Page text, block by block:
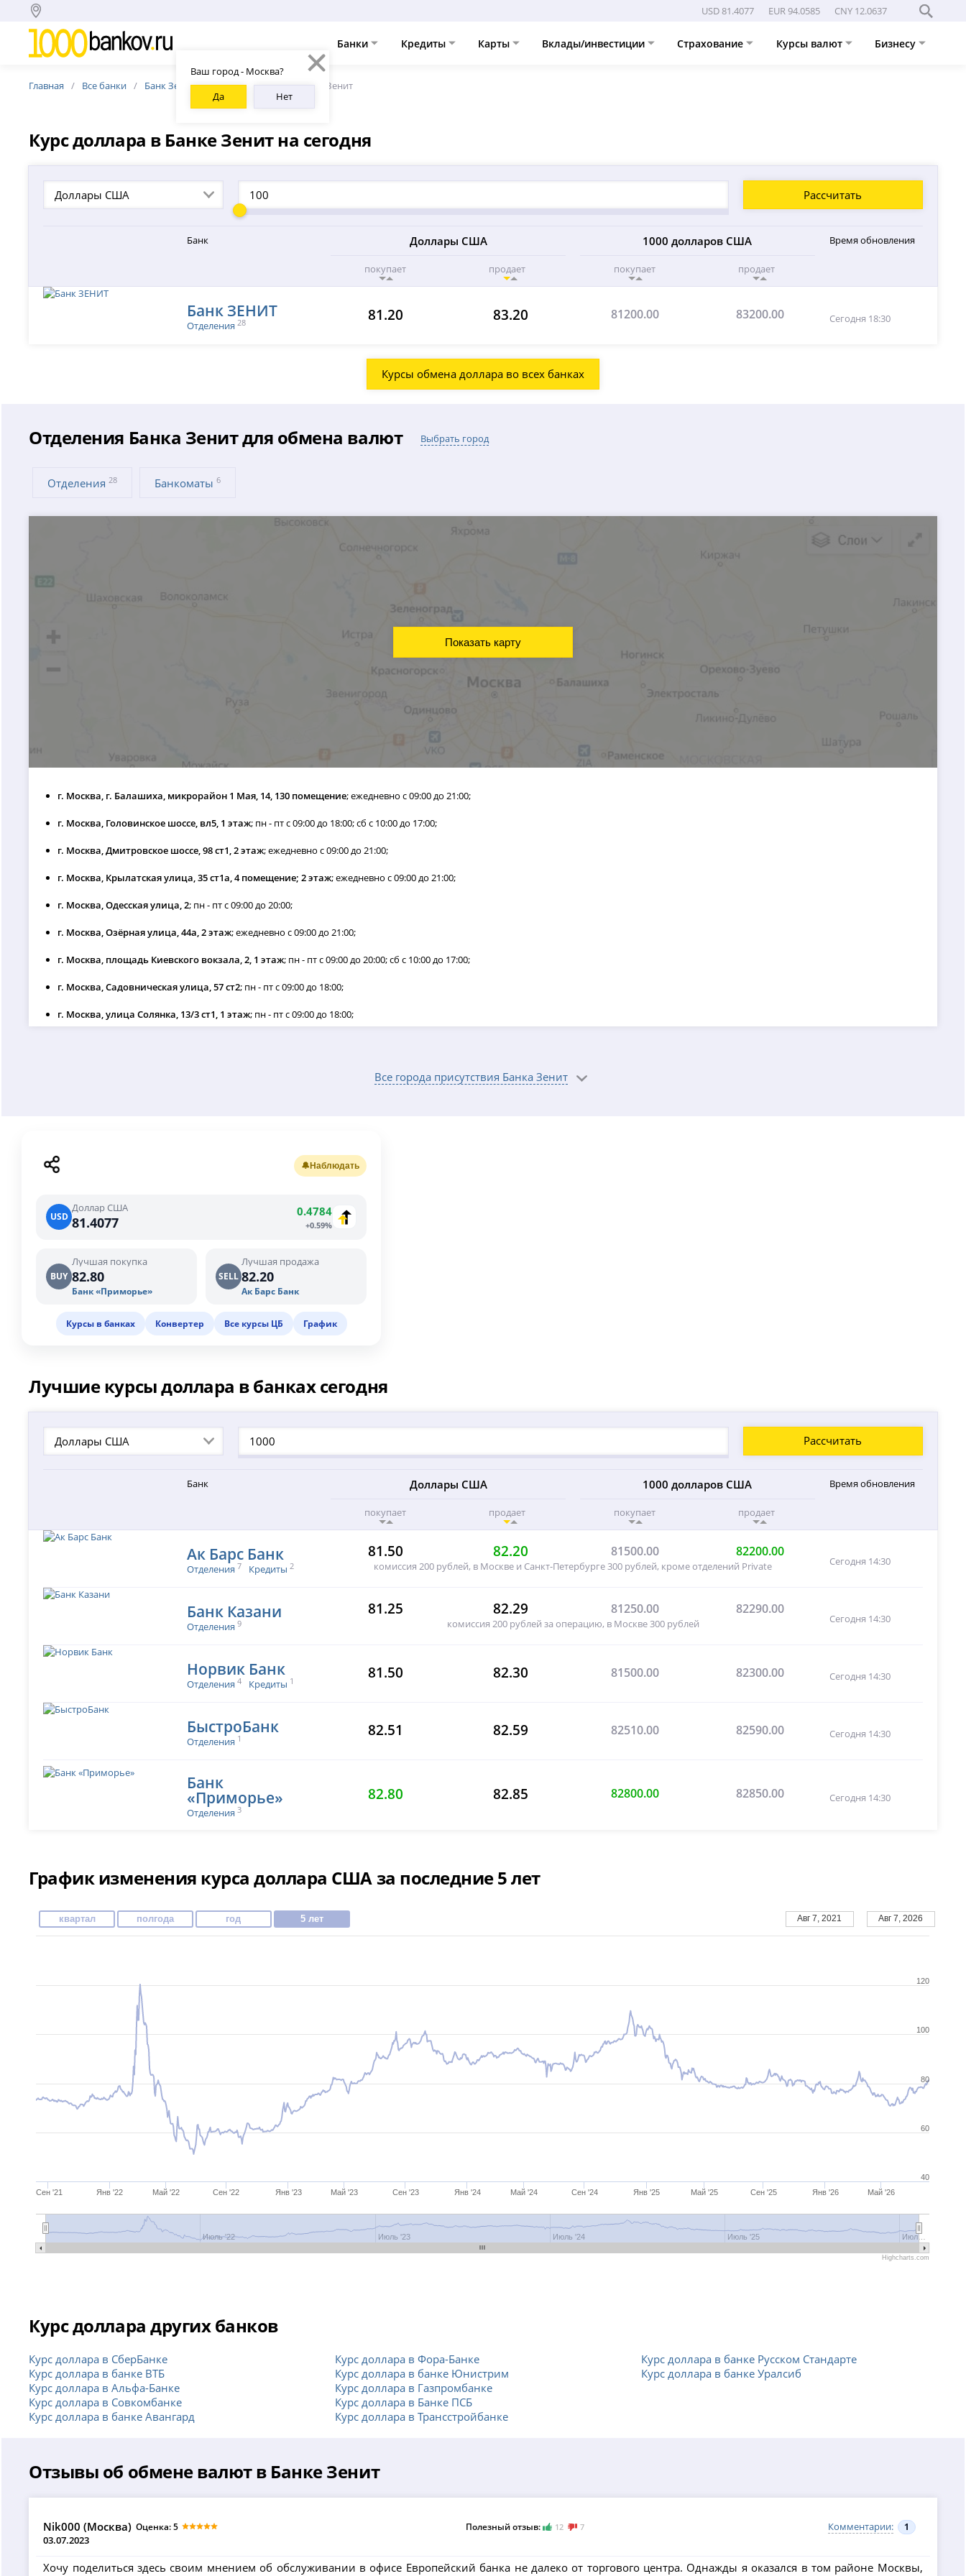
Ваш город - Москва?
Да
Нет
USD 81.4077 EUR 94.0585 CNY 12.0637
Банки Кредиты Карты Вклады/инвестиции Страхование Курсы валют Бизнесу
Главная Все банки Банк Зенит Курс доллара США Банка Зенит
Курс доллара в Банке Зенит на сегодня
Доллары США Рассчитать
Банк Доллары США
покупает продает
1000 долларов США
покупает продает
Время обновления
Банк ЗЕНИТ
Отделения 28 81.20 83.20 81200.00 83200.00 Сегодня 18:30
Курсы обмена доллара во всех банках
Отделения Банка Зенит для обмена валют Выбрать город
Отделения28 Банкоматы6
г. Москва, г. Балашиха, микрорайон 1 Мая, 14, 130 помещение; ежедневно с 09:00 до 21:00;
г. Москва, Головинское шоссе, вл5, 1 этаж; пн - пт с 09:00 до 18:00; сб с 10:00 до 17:00;
г. Москва, Дмитровское шоссе, 98 ст1, 2 этаж; ежедневно с 09:00 до 21:00;
г. Москва, Крылатская улица, 35 ст1а, 4 помещение; 2 этаж; ежедневно с 09:00 до 21:00;
г. Москва, Одесская улица, 2; пн - пт с 09:00 до 20:00;
г. Москва, Озёрная улица, 44а, 2 этаж; ежедневно с 09:00 до 21:00;
г. Москва, площадь Киевского вокзала, 2, 1 этаж; пн - пт с 09:00 до 20:00; сб с 10:00 до 17:00;
г. Москва, Садовническая улица, 57 ст2; пн - пт с 09:00 до 18:00;
г. Москва, улица Солянка, 13/3 ст1, 1 этаж; пн - пт с 09:00 до 18:00;
Показать карту
Все города присутствия Банка Зенит
🔔 Наблюдать
USD
Доллар США
81.4077
0.4784
+0.59%
BUY
Лучшая покупка
82.80
Банк «Приморье»
SELL
Лучшая продажа
82.20
Ак Барс Банк
Курсы в банках Конвертер Все курсы ЦБ График
Лучшие курсы доллара в банках сегодня
Доллары США Рассчитать
Банк Доллары США
покупает продает
1000 долларов США
покупает продает
Время обновления
Ак Барс Банк
Отделения 7 Кредиты 2
81.50 82.20 81500.00 82200.00
комиссия 200 рублей, в Москве и Санкт-Петербурге 300 рублей, кроме отделений Private Сегодня 14:30
Банк Казани
Отделения 9
81.25 82.29 81250.00 82290.00
комиссия 200 рублей за операцию, в Москве 300 рублей Сегодня 14:30
Норвик Банк
Отделения 4 Кредиты 1 81.50 82.30 81500.00 82300.00 Сегодня 14:30
БыстроБанк
Отделения 1 82.51 82.59 82510.00 82590.00 Сегодня 14:30
Банк
«Приморье»
Отделения 3
82.80 82.85 82800.00 82850.00 Сегодня 14:30
График изменения курса доллара США за последние 5 лет
Сен '21 Янв '22 Май '22 Сен '22 Янв '23 Май '23 Сен '23 Янв '24 Май '24 Сен '24 Янв '25 Май '25 Сен '25 Янв '26 Май '26
Июль '22 Июль '23 Июль '24 Июль '25 Июл…
40
60
80
100
120
квартал полгода год 5 лет Авг 7, 2021 Авг 7, 2026
Highcharts.com
Курс доллара других банков
Курс доллара в СберБанке
Курс доллара в банке ВТБ
Курс доллара в Альфа-Банке
Курс доллара в Совкомбанке
Курс доллара в банке Авангард
Курс доллара в Фора-Банке
Курс доллара в банке Юнистрим
Курс доллара в Газпромбанке
Курс доллара в Банке ПСБ
Курс доллара в Трансстройбанке
Курс доллара в банке Русском Стандарте
Курс доллара в банке Уралсиб
Отзывы об обмене валют в Банке Зенит
Nik000 (Москва)
03.07.2023
Оценка: 5 Полезный отзыв: 12 7 Комментарии: 1
Хочу поделиться здесь своим мнением об обслуживании в офисе Европейский банка не далеко от торгового центра. Однажды я оказался в том районе Москвы,